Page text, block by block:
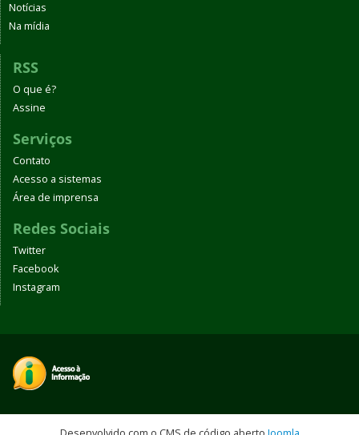
Notícias
Na mídia
RSS
O que é?
Assine
Serviços
Contato
Acesso a sistemas
Área de imprensa
Redes Sociais
Twitter
Facebook
Instagram